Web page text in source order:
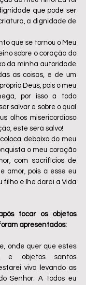
que pode ser
a dignidade de
que se tornou o Meu
sobre o coração do
da minha autoridade
as coisas, e de um
Deus, pois o meu
por isso a todo
salvar e sobre o qual
olhos misericordioso
este será salvo!
debaixo do meu
o meu coração
com sacrifícios de
amor, pois a esse eu
filho e lhe darei a Vida
tocar os objetos
apresentados:
onde quer que estes
e objetos santos
viva levando as
Senhor. A todos eu